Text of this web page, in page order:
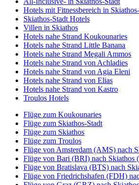
Hotels mit Fitnessbereich in
Skiathos-Stadt Hotels
Villen in Skiathos
Hotels nahe Strand Koukounaries
Hotels nahe Strand Little Banana
Hotels nahe Strand Megali Ammos
Hotels nahe Strand von Achladies
Hotels nahe Strand von Agia Eleni
Hotels nahe Strand von Elias
Hotels nahe Strand von Kastro
Troulos Hotels
Flüge zum Koukounaries
Flüge zum Skiathos-Stadt
Flüge zum Skiathos
Flüge zum Troulos
Flüge von Amsterdam (AMS) nach
Flüge von Bari (BRI) nach Skiathos
Flüge von Bratislava (BTS) nach
Flüge von Friedrichshafen (FDH)